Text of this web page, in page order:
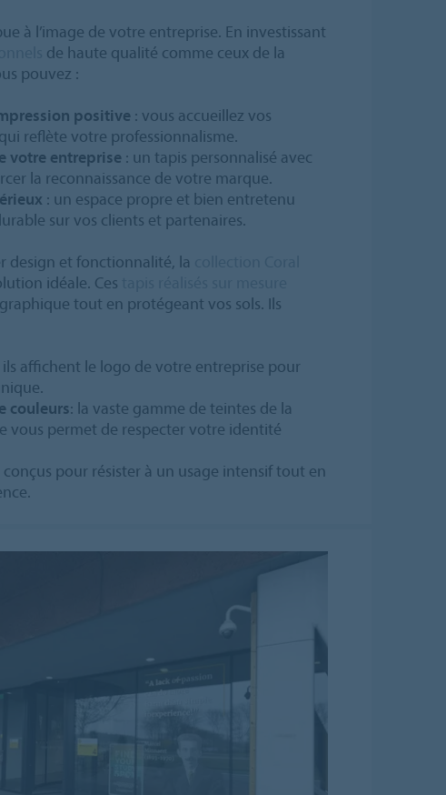
à l’image de votre entreprise. En investissant
de haute qualité comme ceux de la
pouvez :
positive : vous accueillez vos
reflète votre professionnalisme.
votre entreprise : un tapis personnalisé avec
la reconnaissance de votre marque.
: un espace propre et bien entretenu
sur vos clients et partenaires.
design et fonctionnalité, la
idéale. Ces
tout en protégeant vos sols. Ils
ils affichent le logo de votre entreprise pour
couleurs: la vaste gamme de teintes de la
vous permet de respecter votre identité
conçus pour résister à un usage intensif tout en